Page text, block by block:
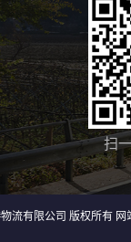
扫
流有限公司 版权所有 网